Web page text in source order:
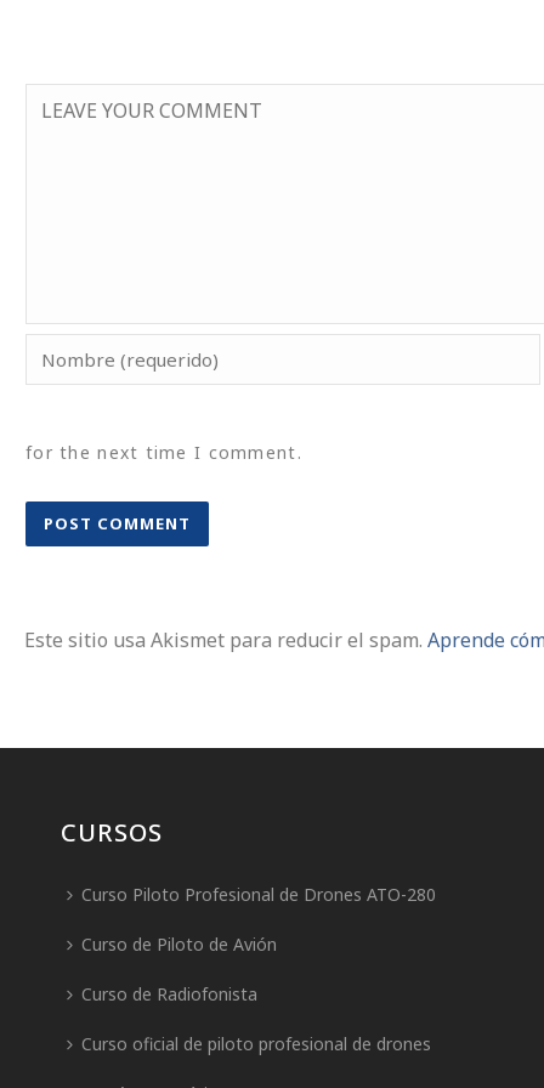
for the next time I comment.
Este sitio usa Akismet para reducir el spam. Aprende
CURSOS
Curso Piloto Profesional de Drones ATO-280
Curso de Piloto de Avión
Curso de Radiofonista
Curso oficial de piloto profesional de drones